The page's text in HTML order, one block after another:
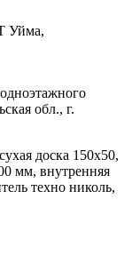
Уйма,
обл., г.
доска 150х50,
мм, внутренняя
техно николь,